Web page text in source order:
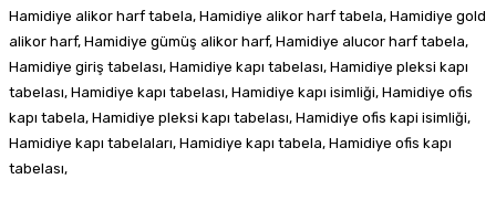
Hamidiye alikor harf tabela, Hamidiye alikor harf tabela, Hamidiye gold
alikor harf, Hamidiye gümüş alikor harf, Hamidiye alucor harf tabela,
Hamidiye giriş tabelası, Hamidiye kapı tabelası, Hamidiye pleksi kapı
tabelası, Hamidiye kapı tabelası, Hamidiye kapı isimliği, Hamidiye ofis
kapı tabela, Hamidiye pleksi kapı tabelası, Hamidiye ofis kapi isimliği,
Hamidiye kapı tabelaları, Hamidiye kapı tabela, Hamidiye ofis kapı
tabelası,